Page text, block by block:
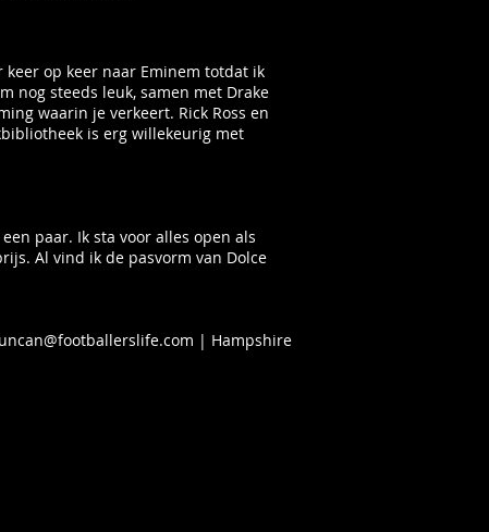
op keer naar Eminem totdat ik
nog steeds leuk, samen met Drake
waarin je verkeert. Rick Ross en
is erg willekeurig met
paar. Ik sta voor alles open als
Al vind ik de pasvorm van Dolce
| Hampshire